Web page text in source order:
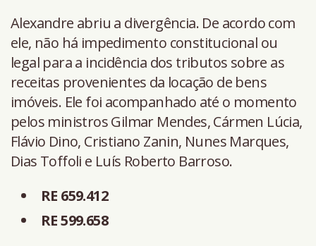
Alexandre abriu a divergência. De acordo com
ele, não há impedimento constitucional ou
legal para a incidência dos tributos sobre as
receitas provenientes da locação de bens
imóveis. Ele foi acompanhado até o momento
pelos ministros Gilmar Mendes, Cármen Lúcia,
Flávio Dino, Cristiano Zanin, Nunes Marques,
Dias Toffoli e Luís Roberto Barroso.
RE 659.412
RE 599.658